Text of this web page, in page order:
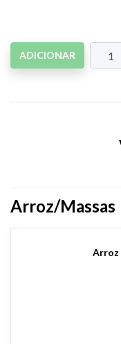
ADICIONAR
Arroz/Massas
Arroz